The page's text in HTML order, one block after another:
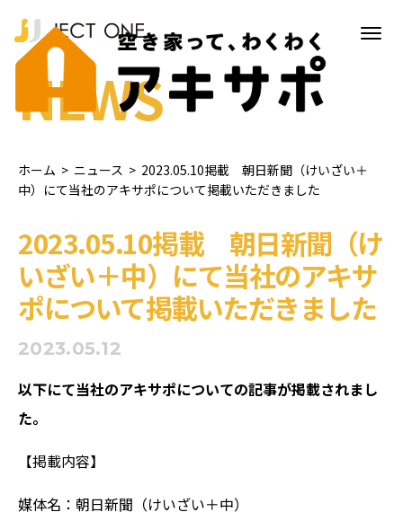
NEWS
ホーム > ニュース > 2023.05.10掲載 朝日新聞（けいざい＋
中）にて当社のアキサポについて掲載いただきました
2023.05.10掲載 朝日新聞（け
いざい＋中）にて当社のアキサ
ポについて掲載いただきました
2023.05.12
以下にて当社のアキサポについての記事が掲載されまし
た。
【掲載内容】
媒体名：朝日新聞（けいざい＋中）